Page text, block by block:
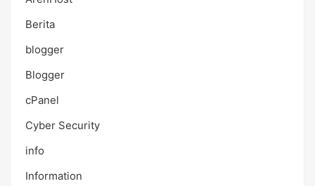
Berita
blogger
Blogger
cPanel
Cyber Security
info
Information